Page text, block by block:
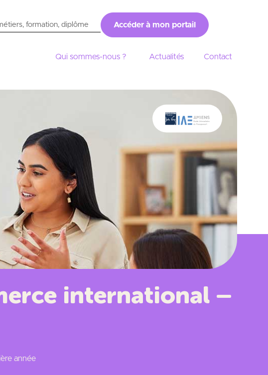
Accéder à mon portail
Qui sommes-nous ? Actualités Contact
international –
année